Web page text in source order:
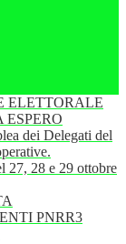
ELETTORALE
dei Delegati del
27, 28 e 29 ottobre
PNRR3